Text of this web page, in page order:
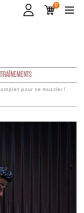
0
pour se muscler !